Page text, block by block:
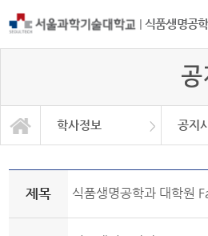
| 식품생명공
학사정보 공지
제목 식품생명공학과 대학원